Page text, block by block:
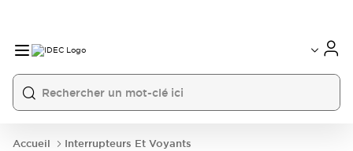
Accueil
Interrupteurs Et Voyants